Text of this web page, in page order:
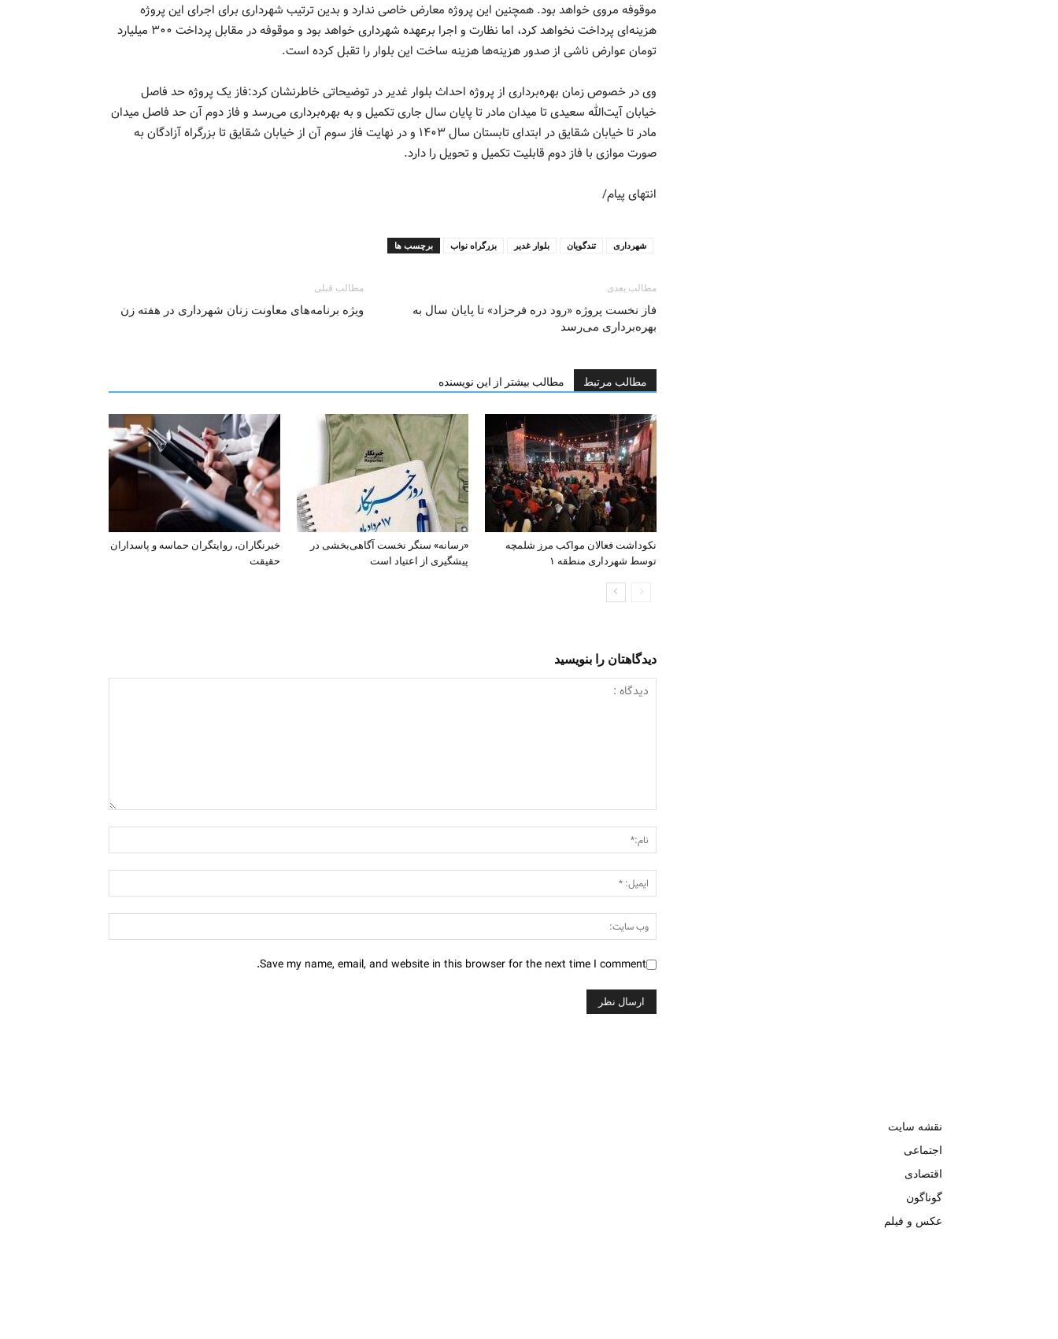
موقوفه مروی خواهد بود. همچنین این پروژه معارض خاصی ندارد و بدین ترتیب شهرداری برای اجرای این پروژه
هزینه‌ای پرداخت نخواهد کرد، اما نظارت و اجرا برعهده شهرداری خواهد بود و موقوفه در مقابل پرداخت ۳۰۰ میلیارد
تومان عوارض ناشی از صدور هزینه‌ها هزینه ساخت این بلوار را تقبل کرده است.
وی در خصوص زمان بهره‌برداری از پروژه احداث بلوار غدیر در توضیحاتی خاطرنشان کرد:فاز یک پروژه حد فاصل
خیابان آیت‌الله سعیدی تا میدان مادر تا پایان سال جاری تکمیل و به بهره‌برداری می‌رسد و فاز دوم آن حد فاصل میدان
مادر تا خیابان شقایق در ابتدای تابستان سال ۱۴۰۳ و در نهایت فاز سوم آن از خیابان شقایق تا بزرگراه آزادگان به
صورت موازی با فاز دوم قابلیت تکمیل و تحویل را دارد.
انتهای پیام/
برچسب ها بزرگراه نواب بلوار غدیر تندگویان شهرداری
مطالب قبلی
ویژه برنامه‌های معاونت زنان شهرداری در هفته زن
مطالب بعدی
فاز نخست پروژه «رود دره فرحزاد» تا پایان سال به
بهره‌برداری می‌رسد
مطالب مرتبط مطالب بیشتر از این نویسنده
خبرنگاران، روایتگران حماسه و پاسداران
حقیقت
«رسانه» سنگر نخست آگاهی‌بخشی در
پیشگیری از اعتیاد است
نکوداشت فعالان مواکب مرز شلمچه
توسط شهرداری منطقه ۱
دیدگاهتان را بنویسید
Save my name, email, and website in this browser for the next time I comment.
نقشه سایت
اجتماعی
اقتصادی
گوناگون
عکس و فیلم